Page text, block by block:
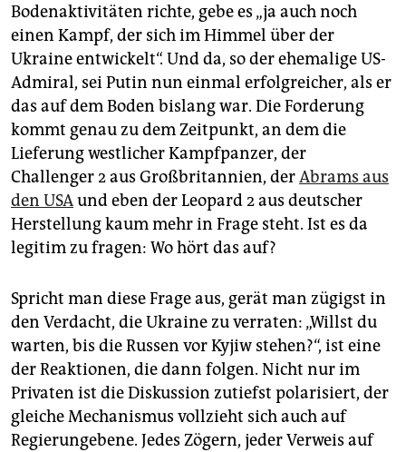
Bodenaktivitäten richte, gebe es „ja auch noch
einen Kampf, der sich im Himmel über der
Ukraine entwickelt“. Und da, so der ehemalige US-
Admiral, sei Putin nun einmal erfolgreicher, als er
das auf dem Boden bislang war. Die Forderung
kommt genau zu dem Zeitpunkt, an dem die
Lieferung westlicher Kampfpanzer, der
Challenger 2 aus Großbritannien, derAbrams aus
den USAund eben der Leopard 2 aus deutscher
Herstellung kaum mehr in Frage steht. Ist es da
legitim zu fragen: Wo hört das auf?
Spricht man diese Frage aus, gerät man zügigst in
den Verdacht, die Ukraine zu verraten: „Willst du
warten, bis die Russen vor Kyjiw stehen?“, ist eine
der Reaktionen, die dann folgen. Nicht nur im
Privaten ist die Diskussion zutiefst polarisiert, der
gleiche Mechanismus vollzieht sich auch auf
Regierungebene. Jedes Zögern, jeder Verweis auf